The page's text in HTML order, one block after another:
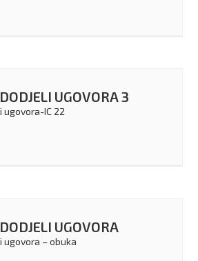
UGOVORA 3
ugovora-IC 22
UGOVORA
ugovora – obuka